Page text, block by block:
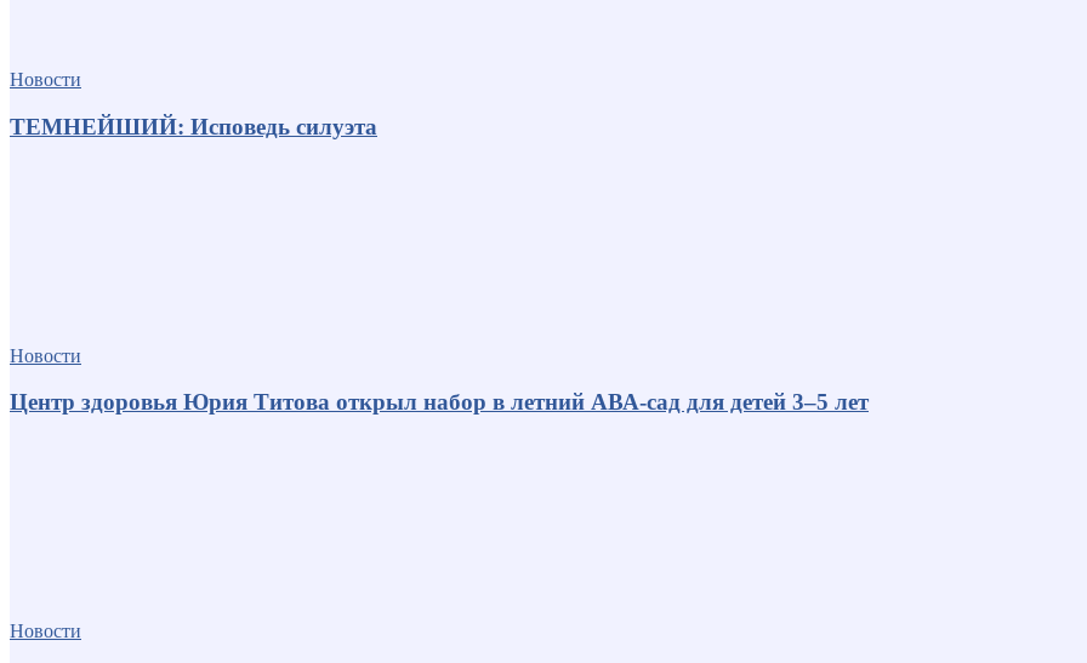
Новости
ТЕМНЕЙШИЙ: Исповедь силуэта
Новости
Центр здоровья Юрия Титова открыл набор в летний АВА-сад для детей 3–5 лет
Новости